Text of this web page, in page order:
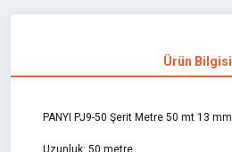
Ürün Bilgisi
PANYI PJ9-50 Şerit Metre 50 mt 13 mm
Uzunluk: 50 metre